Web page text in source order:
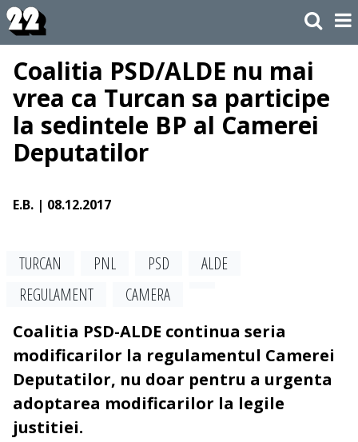
Coalitia PSD/ALDE nu mai
vrea ca Turcan sa participe
la sedintele BP al Camerei
Deputatilor
E.B. | 08.12.2017
TURCAN PNL PSD
ALDE
REGULAMENT
CAMERA
Coalitia PSD-ALDE continua seria
modificarilor la regulamentul Camerei
Deputatilor, nu doar pentru a urgenta
adoptarea modificarilor la legile
justitiei.